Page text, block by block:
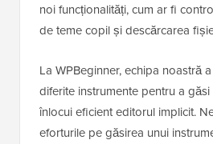
noi funcționalități, cum ar fi
de teme copil și descărcarea
La WPBeginner, echipa noastră
diferite instrumente pentru a
înlocui eficient editorul implicit.
eforturile pe găsirea unui